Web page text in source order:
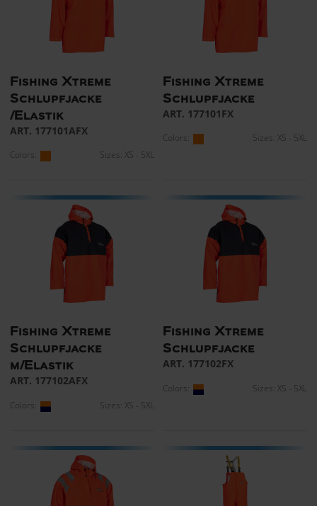
Fishing Xtreme
Schlupfjacke
/Elastik
ART. 177101AFX
Colors: Sizes: XS - 5XL
Fishing Xtreme
Schlupfjacke
ART. 177101FX
Colors: Sizes: XS - 5XL
Fishing Xtreme
Schlupfjacke
m/Elastik
ART. 177102AFX
Colors: Sizes: XS - 5XL
Fishing Xtreme
Schlupfjacke
ART. 177102FX
Colors: Sizes: XS - 5XL